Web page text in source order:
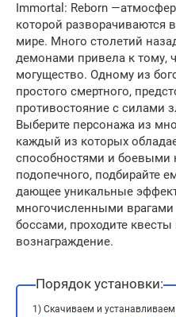
Immortal: Reborn
которой разворачиваются
мире. Много столетий
демонами привела к тому,
могущество. Одному из
простого смертного,
противостояние с силами
Выберите персонажа из
каждый из которых
способностями и боевыми
подопечного, подбирайте
дающее уникальные
многочисленными
боссами, проходите
вознаграждение.
Порядок установки:
1) Скачиваем и